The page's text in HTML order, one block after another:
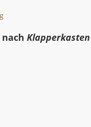
nachKlapperkasten